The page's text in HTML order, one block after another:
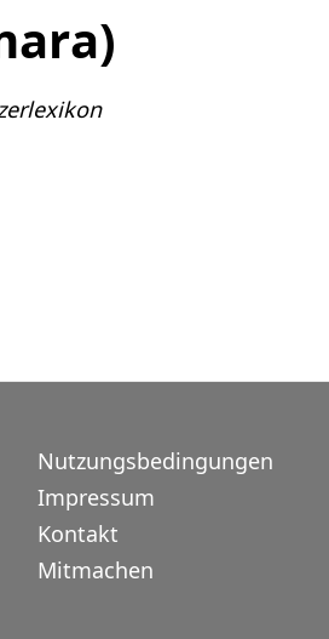
Nutzungsbedingungen
Impressum
Kontakt
Mitmachen